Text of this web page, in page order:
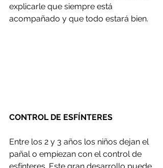
explicarle que siempre está
acompañado y que todo estará bien.
CONTROL DE ESFÍNTERES
Entre los 2 y 3 años los niños dejan el
pañal o empiezan con el control de